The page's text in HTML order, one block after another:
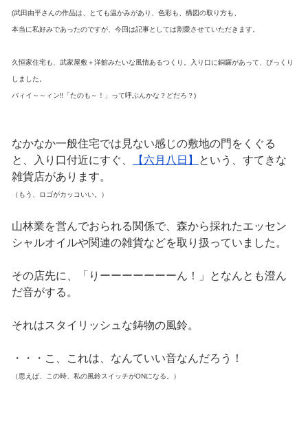
(武田由平さんの作品は、とても温かみがあり、色彩も、構図の取り方も、
本当に私好みであったのですが、今回は記事としては割愛させていただきます。
久恒家住宅も、武家屋敷＋洋館みたいな風情あるつくり。入り口に銅鑼があって、びっくり
しました。
バィイ～～ィン‼「たのも～！」って呼ぶんかな？どだろ？)
なかなか一般住宅では見ない感じの敷地の門をくぐる
と、入り口付近にすぐ、
【六月八日】
という、すてきな
雑貨店があります。
（もう、ロゴがカッコいい。）
山林業を営んでおられる関係で、森から採れたエッセン
シャルオイルや関連の雑貨などを取り扱っていました。
その店先に、「りーーーーーーーん！」となんとも澄ん
だ音がする。
それはスタイリッシュな鋳物の風鈴。
・・・こ、これは、なんていい音なんだろう！
（思えば、この時、私の風鈴スイッチがONになる。）